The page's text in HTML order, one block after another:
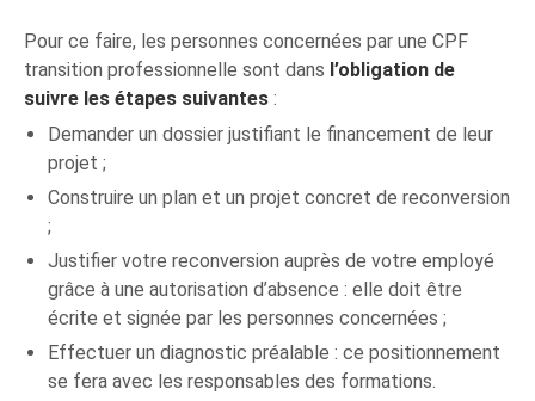
Pour ce faire, les personnes concernées par une CPF
transition professionnelle sont dans l’obligation de
suivre les étapes suivantes :
Demander un dossier justifiant le financement de leur
projet ;
Construire un plan et un projet concret de reconversion
;
Justifier votre reconversion auprès de votre employé
grâce à une autorisation d’absence : elle doit être
écrite et signée par les personnes concernées ;
Effectuer un diagnostic préalable : ce positionnement
se fera avec les responsables des formations.